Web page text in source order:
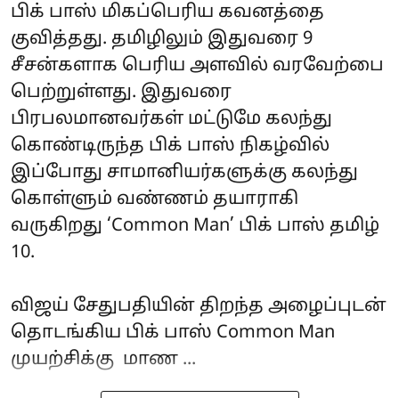
பிக் பாஸ் மிகப்பெரிய கவனத்தை
குவித்தது. தமிழிலும் இதுவரை 9
சீசன்களாக பெரிய அளவில் வரவேற்பை
பெற்றுள்ளது. இதுவரை
பிரபலமானவர்கள் மட்டுமே கலந்து
கொண்டிருந்த பிக் பாஸ் நிகழ்வில்
இப்போது சாமானியர்களுக்கு கலந்து
கொள்ளும் வண்ணம் தயாராகி
வருகிறது ‘Common Man’ பிக் பாஸ் தமிழ்
10.
விஜய் சேதுபதியின் திறந்த அழைப்புடன்
தொடங்கிய பிக் பாஸ் Common Man
முயற்சிக்கு மாண ...